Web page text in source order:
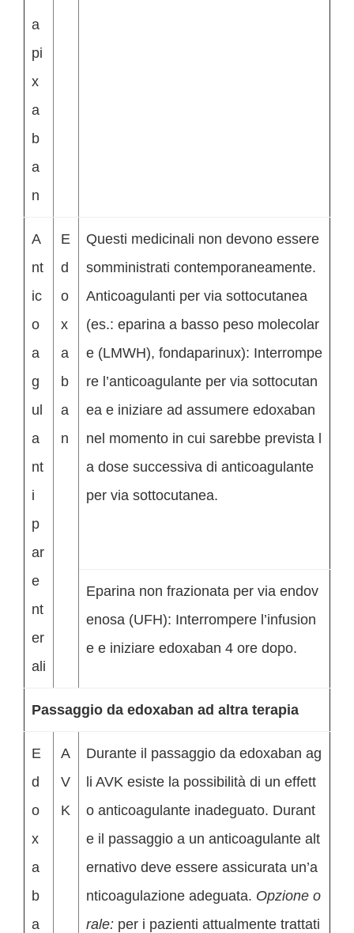
a
pi
x
a
b
a
n
A
nt
ic
o
a
g
ul
a
nt
i
p
ar
e
nt
er
ali
E
d
o
x
a
b
a
n
Questi medicinali non devono essere
somministrati contemporaneamente.
Anticoagulanti per via sottocutanea
(es.: eparina a basso peso molecolar
e (LMWH), fondaparinux): Interrompe
re l’anticoagulante per via sottocutan
ea e iniziare ad assumere edoxaban
nel momento in cui sarebbe prevista l
a dose successiva di anticoagulante
per via sottocutanea.
Eparina non frazionata per via endov
enosa (UFH): Interrompere l’infusion
e e iniziare edoxaban 4 ore dopo.
Passaggio da edoxaban ad altra terapia
E
d
o
x
a
b
a
A
V
K
Durante il passaggio da edoxaban ag
li AVK esiste la possibilità di un effett
o anticoagulante inadeguato. Durant
e il passaggio a un anticoagulante alt
ernativo deve essere assicurata un’a
nticoagulazione adeguata. Opzione o
rale: per i pazienti attualmente trattati